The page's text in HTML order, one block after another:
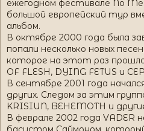
ежегодном фестивале No
большой европейский тур
альбом.
В октябре 2000 года была
попали несколько новых
которое на этот раз прошло
OF FLESH, DYING FETUS и
В сентябре 2001 года
других. Следом за этим
KRISIUN, BEHEMOTH и
В феврале 2002 года